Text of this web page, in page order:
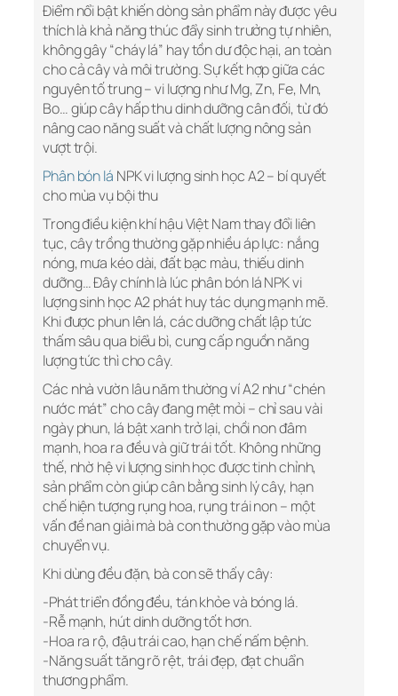
Điểm nổi bật khiến dòng sản phẩm này được yêu
thích là khả năng thúc đẩy sinh trưởng tự nhiên,
không gây “cháy lá” hay tồn dư độc hại, an toàn
cho cả cây và môi trường. Sự kết hợp giữa các
nguyên tố trung – vi lượng như Mg, Zn, Fe, Mn,
Bo… giúp cây hấp thu dinh dưỡng cân đối, từ đó
nâng cao năng suất và chất lượng nông sản
vượt trội.
Phân bón lá NPK vi lượng sinh học A2 – bí quyết
cho mùa vụ bội thu
Trong điều kiện khí hậu Việt Nam thay đổi liên
tục, cây trồng thường gặp nhiều áp lực: nắng
nóng, mưa kéo dài, đất bạc màu, thiếu dinh
dưỡng… Đây chính là lúc phân bón lá NPK vi
lượng sinh học A2 phát huy tác dụng mạnh mẽ.
Khi được phun lên lá, các dưỡng chất lập tức
thấm sâu qua biểu bì, cung cấp nguồn năng
lượng tức thì cho cây.
Các nhà vườn lâu năm thường ví A2 như “chén
nước mát” cho cây đang mệt mỏi – chỉ sau vài
ngày phun, lá bật xanh trở lại, chồi non đâm
mạnh, hoa ra đều và giữ trái tốt. Không những
thế, nhờ hệ vi lượng sinh học được tinh chỉnh,
sản phẩm còn giúp cân bằng sinh lý cây, hạn
chế hiện tượng rụng hoa, rụng trái non – một
vấn đề nan giải mà bà con thường gặp vào mùa
chuyển vụ.
Khi dùng đều đặn, bà con sẽ thấy cây:
-Phát triển đồng đều, tán khỏe và bóng lá.
-Rễ mạnh, hút dinh dưỡng tốt hơn.
-Hoa ra rộ, đậu trái cao, hạn chế nấm bệnh.
-Năng suất tăng rõ rệt, trái đẹp, đạt chuẩn
thương phẩm.